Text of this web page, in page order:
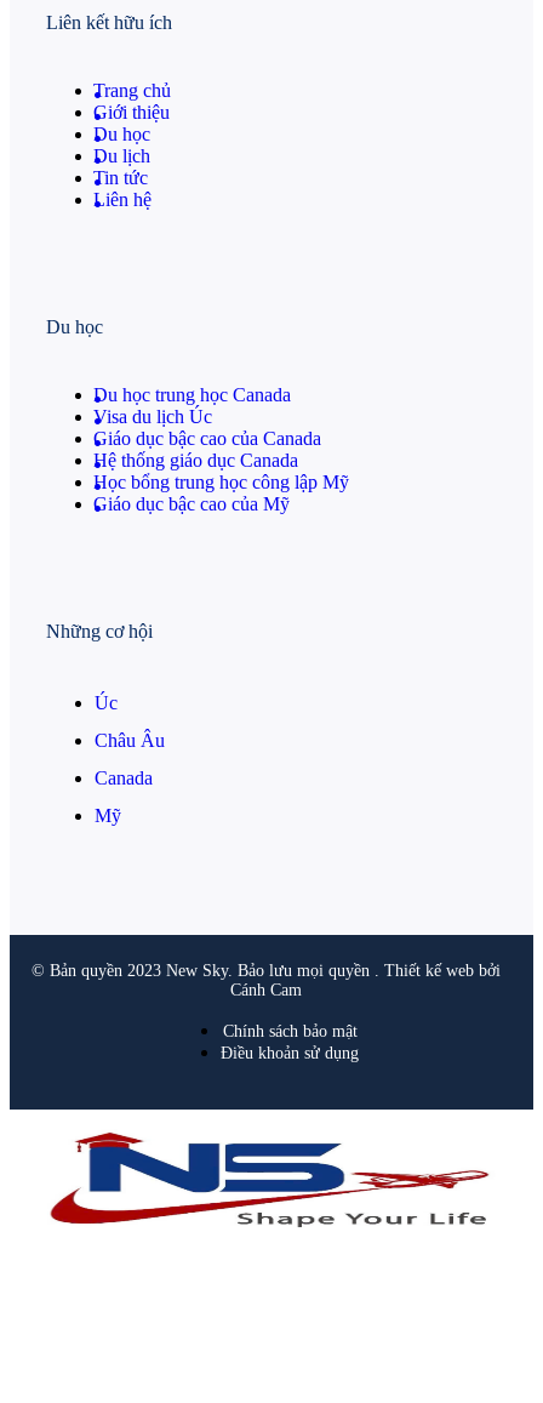
Liên kết hữu ích
Trang chủ
Giới thiệu
Du học
Du lịch
Tin tức
Liên hệ
Du học
Du học trung học Canada
Visa du lịch Úc
Giáo dục bậc cao của Canada
Hệ thống giáo dục Canada
Học bổng trung học công lập Mỹ
Giáo dục bậc cao của Mỹ
Những cơ hội
Úc
Châu Âu
Canada
Mỹ
© Bản quyền 2023 New Sky. Bảo lưu mọi quyền . Thiết kế web bởi
Cánh Cam
Chính sách bảo mật
Điều khoản sử dụng